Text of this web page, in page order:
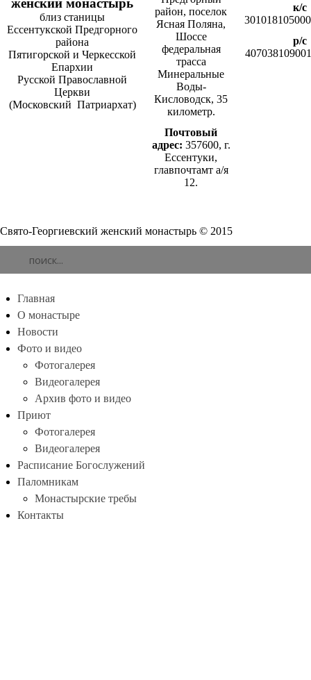
женский монастырь
близ станицы
Ессентукской Предгорного
района
Пятигорской и Черкесской
Епархии
Русской Православной
Церкви
(Московский Патриархат)
район, поселок
Ясная Поляна,
Шоссе
федеральная
трасса
Минеральные
Воды-
Кисловодск, 35
километр.
Почтовый
адрес: 357600, г.
Ессентуки,
главпочтамт а/я
12.
к/с
р/с
Cвято-­Георгиевский женский монастырь © 2015
Главная
О монастыре
Новости
Фото и видео
Фотогалерея
Видеогалерея
Архив фото и видео
Приют
Фотогалерея
Видеогалерея
Расписание Богослужений
Паломникам
Монастырские требы
Контакты